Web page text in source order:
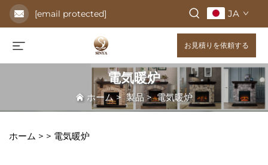
[email protected] JA
お見積りを依頼する
電気暖炉
ホーム>製品>電気暖炉
ホーム > > 電気暖炉